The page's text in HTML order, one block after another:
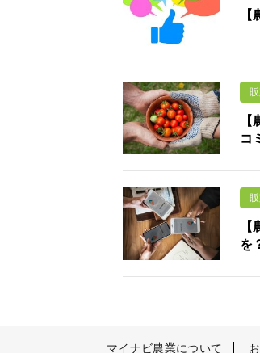
コ
を
マイナビ農業について